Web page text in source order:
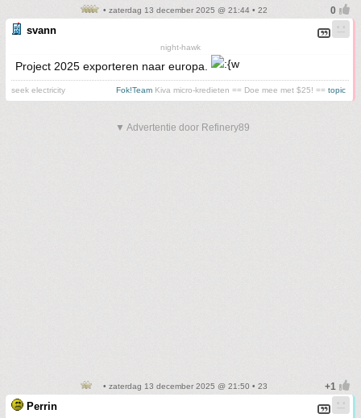
• zaterdag 13 december 2025 @ 21:44 • 22
svann
night-hawk
Project 2025 exporteren naar europa.
seek electricity Fok!Team Kiva micro-kredieten == Doe mee met $25! == topic
▼ Advertentie door Refinery89
• zaterdag 13 december 2025 @ 21:50 • 23
Perrin